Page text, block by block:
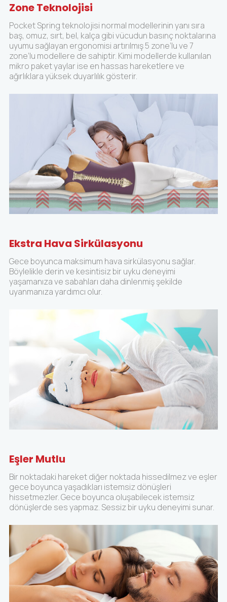
Zone Teknolojisi
Pocket Spring teknolojisi normal modellerinin yanı sıra
baş, omuz, sırt, bel, kalça gibi vücudun basınç noktalarına
uyumu sağlayan ergonomisi artırılmış 5 zone’lu ve 7
zone’lu modellere de sahiptir. Kimi modellerde kullanılan
mikro paket yaylar ise en hassas hareketlere ve
ağırlıklara yüksek duyarlılık gösterir.
Ekstra Hava Sirkülasyonu
Gece boyunca maksimum hava sirkülasyonu sağlar.
Böylelikle derin ve kesintisiz bir uyku deneyimi
yaşamanıza ve sabahları daha dinlenmiş şekilde
uyanmanıza yardımcı olur.
Eşler Mutlu
Bir noktadaki hareket diğer noktada hissedilmez ve eşler
gece boyunca yaşadıkları istemsiz dönüşleri
hissetmezler. Gece boyunca oluşabilecek istemsiz
dönüşlerde ses yapmaz. Sessiz bir uyku deneyimi sunar.